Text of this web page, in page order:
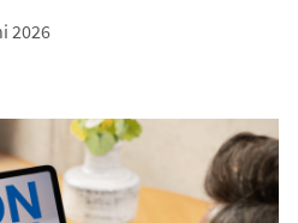
2026